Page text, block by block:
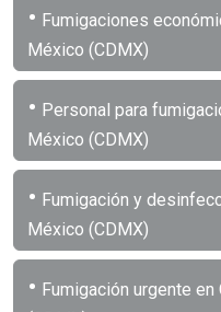
• Fumigaciones
México (CDMX)
• Personal para
México (CDMX)
• Fumigación y
México (CDMX)
• Fumigación urgente